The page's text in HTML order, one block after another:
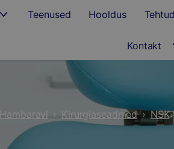
Teenused Hooldus
Kontakt
Hambaravi › Kirurgiaseadmed › NSK